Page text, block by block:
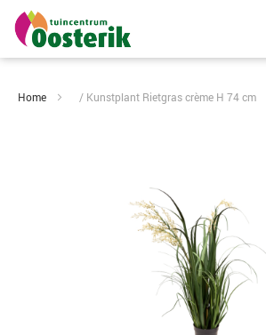
Home Kunstplant Rietgras crème H 74 cm